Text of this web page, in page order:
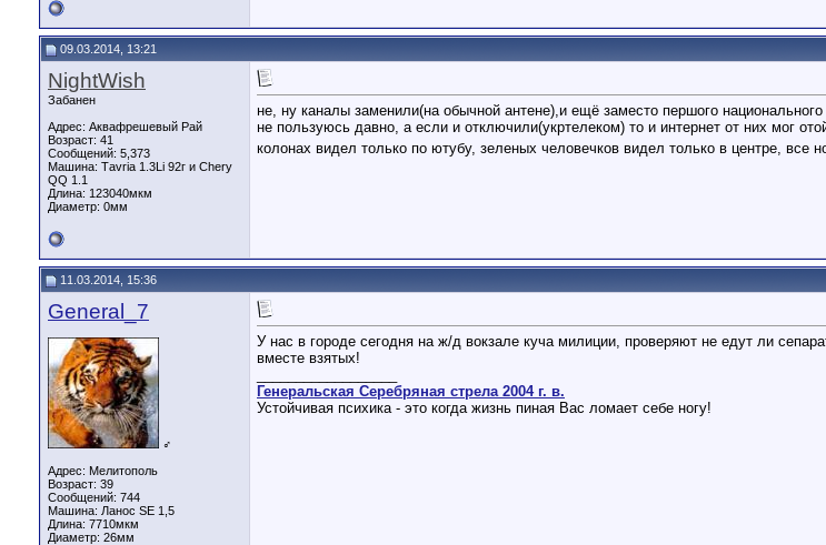
09.03.2014, 13:21
NightWish
Забанен
Адрес: Аквафрешевый Рай
Возраст: 41
Сообщений: 5,373
Машина: Таvria 1.3Li 92г и Chery
QQ 1.1
Длина: 123040мкм
Диаметр: 0мм
не, ну каналы заменили(на обычной антене),и ещё заместо першого
не пользуюсь давно, а если и отключили(укртелеком) то и интернет от них мог
колонах видел только по ютубу, зеленых человечков видел только в центре, все
11.03.2014, 15:36
General_7
♂
Адрес: Мелитополь
Возраст: 39
Сообщений: 744
Машина: Ланос SE 1,5
Длина: 7710мкм
Диаметр: 26мм
У нас в городе сегодня на ж/д вокзале куча милиции, проверяют не едут ли
вместе взятых!
Генеральская Серебряная стрела 2004 г. в.
Устойчивая психика - это когда жизнь пиная Вас ломает себе ногу!